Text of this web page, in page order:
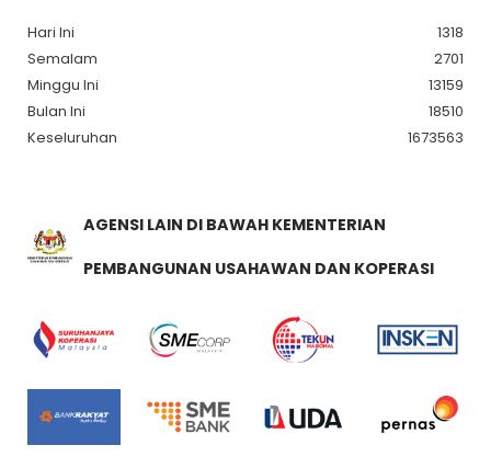
Hari Ini
1318
Semalam
2701
Minggu Ini
13159
Bulan Ini
18510
Keseluruhan
1673563
AGENSI LAIN DI BAWAH KEMENTERIAN
PEMBANGUNAN USAHAWAN DAN KOPERASI